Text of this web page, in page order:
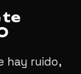
te
hay ruido,